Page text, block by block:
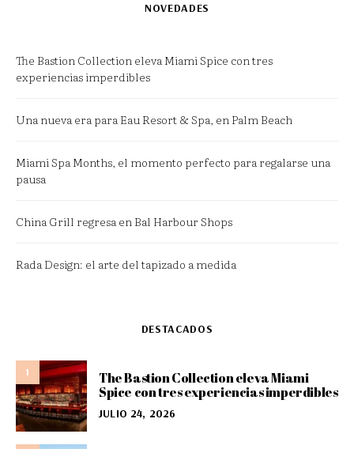
NOVEDADES
The Bastion Collection eleva Miami Spice con tres
experiencias imperdibles
Una nueva era para Eau Resort & Spa, en Palm Beach
Miami Spa Months, el momento perfecto para regalarse una
pausa
China Grill regresa en Bal Harbour Shops
Rada Design: el arte del tapizado a medida
DESTACADOS
1
The Bastion Collection eleva Miami
Spice con tres experiencias imperdibles
JULIO 24, 2026